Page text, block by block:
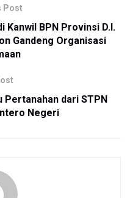
Post
BPN Provinsi D.I.
Gandeng Organisasi
Pertanahan dari STPN
Negeri